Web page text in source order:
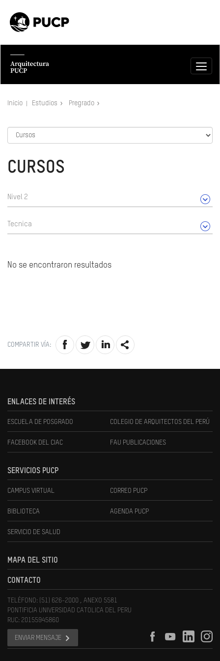
Inicio Estudios Pregrado
CURSOS
Nivel 2
Tecnica
No se encontraron resultados
COMPARTIR VÍA:
ENLACES DE INTERÉS
ESCUELA DE POSGRADO COLEGIO DE ARQUITECTOS DEL PERÚ
FACEBOOK DEL CIAC FAU PUBLICACIONES
SERVICIOS PUCP
CAMPUS VIRTUAL CORREO PUCP
BIBLIOTECA AGENDA PUCP
SERVICIO DE SALUD
MAPA DEL SITIO
CONTACTO
TELÉFONO: (51) 626-2000 , ANEXO 5581
PONTIFICIA UNIVERSIDAD CATOLICA DEL PERU
RUC: 20155945860
ENVIAR MENSAJE